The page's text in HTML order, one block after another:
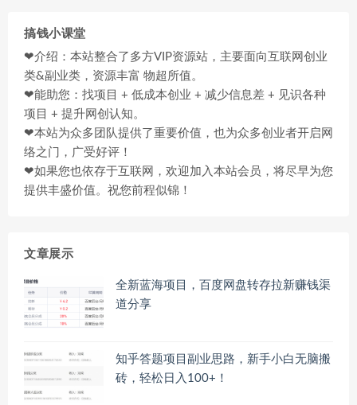
搞钱小课堂
❤介绍：本站整合了多方VIP资源站，主要面向互联网创业
类&副业类，资源丰富 物超所值。
❤能助您：找项目 + 低成本创业 + 减少信息差 + 见识各种
项目 + 提升网创认知。
❤本站为众多团队提供了重要价值，也为众多创业者开启网
络之门，广受好评！
❤如果您也依存于互联网，欢迎加入本站会员，将尽早为您
提供丰盛价值。祝您前程似锦！
文章展示
全新蓝海项目，百度网盘转存拉新赚钱渠
道分享
知乎答题项目副业思路，新手小白无脑搬
砖，轻松日入100+！